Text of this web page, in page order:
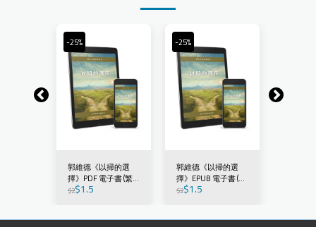
-25%
郭維德《以掃的選
擇》PDF 電子書 (繁
體)
$2$1.5
-25%
郭維德《以掃的選
擇》EPUB 電子書 (繁
體)
$2$1.5